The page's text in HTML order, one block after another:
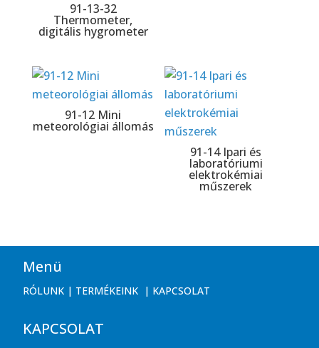
91-13-32
Thermometer,
digitális hygrometer
91-12 Mini
meteorológiai állomás
91-14 Ipari és
laboratóriumi
elektrokémiai
műszerek
Menü
RÓLUNK | TERMÉKEINK | KAPCSOLAT
KAPCSOLAT